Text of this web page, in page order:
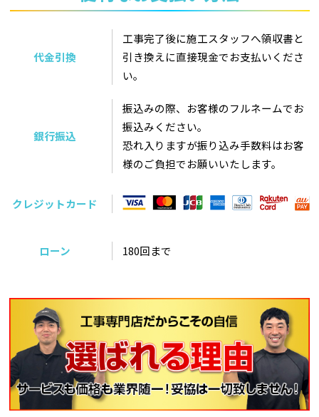
代金引換
工事完了後に施工スタッフへ領収書と
引き換えに直接現金でお支払いくださ
い。
銀行振込
振込みの際、お客様のフルネームでお
振込みください。
恐れ入りますが振り込み手数料はお客
様のご負担でお願いいたします。
クレジットカード
ローン 180回まで